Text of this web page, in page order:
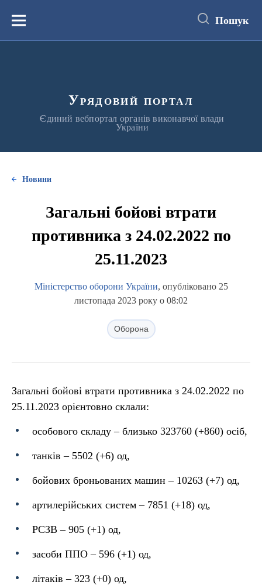
вмістуМеню Пошук
Урядовий портал
Єдиний вебпортал органів виконавчої влади
України
Новини
Загальні бойові втрати
противника з 24.02.2022 по
25.11.2023
Міністерство оборони України, опубліковано 25
листопада 2023 року о 08:02
Оборона
Загальні бойові втрати противника з 24.02.2022 по
25.11.2023 орієнтовно склали:
особового складу ‒ близько 323760 (+860) осіб,
танків ‒ 5502 (+6) од,
бойових броньованих машин ‒ 10263 (+7) од,
артилерійських систем – 7851 (+18) од,
РСЗВ– 905 (+1) од,
засоби ППО ‒ 596 (+1) од,
літаків – 323 (+0) од,